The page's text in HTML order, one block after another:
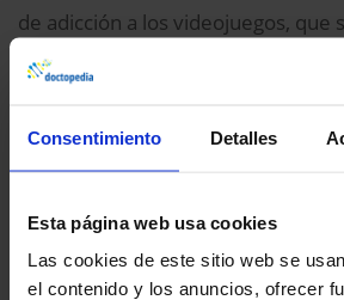
Consentimiento Detalles
Esta página web usa cookies
Las cookies de este sitio web se
el contenido y los anuncios, ofrecer
de adicción a los videojuegos, que
criterios de la quinta edición del
estadístico de los trastornos
trastorno del juego en Internet.
Los niveles basales más altos de
estaban asociados con un mayor
trastorno del juego posterior en
de dos a tres años. Incluso